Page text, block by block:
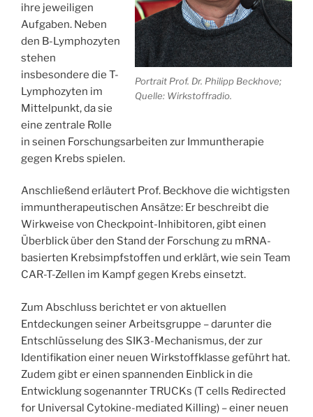
Portrait Prof. Dr. Philipp Beckhove;
Quelle: Wirkstoffradio.
ihre jeweiligen
Aufgaben. Neben
den B-Lymphozyten
stehen
insbesondere die T-
Lymphozyten im
Mittelpunkt, da sie
eine zentrale Rolle
in seinen Forschungsarbeiten zur Immuntherapie
gegen Krebs spielen.
Anschließend erläutert Prof. Beckhove die wichtigsten
immuntherapeutischen Ansätze: Er beschreibt die
Wirkweise von Checkpoint-Inhibitoren, gibt einen
Überblick über den Stand der Forschung zu mRNA-
basierten Krebsimpfstoffen und erklärt, wie sein Team
CAR-T-Zellen im Kampf gegen Krebs einsetzt.
Zum Abschluss berichtet er von aktuellen
Entdeckungen seiner Arbeitsgruppe – darunter die
Entschlüsselung des SIK3-Mechanismus, der zur
Identifikation einer neuen Wirkstoffklasse geführt hat.
Zudem gibt er einen spannenden Einblick in die
Entwicklung sogenannter TRUCKs (T cells Redirected
for Universal Cytokine-mediated Killing) – einer neuen